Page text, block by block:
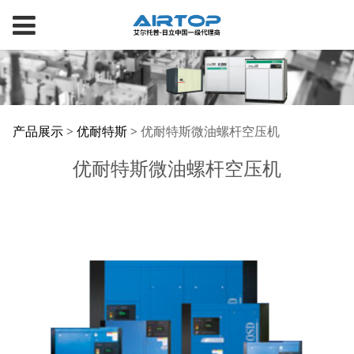
优耐特斯微油螺杆空压
产品展示> 优耐特斯> 优耐特斯微油螺杆空压机
优耐特斯微油螺杆空压机